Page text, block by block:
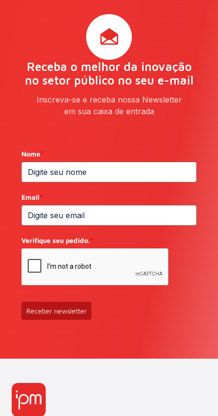
Receba o melhor da inovação
no setor público no seu e-mail
Inscreva-se e receba nossa Newsletter
em sua caixa de entrada
Nome*
Email*
Verifique seu pedido.*
Receber newsletter